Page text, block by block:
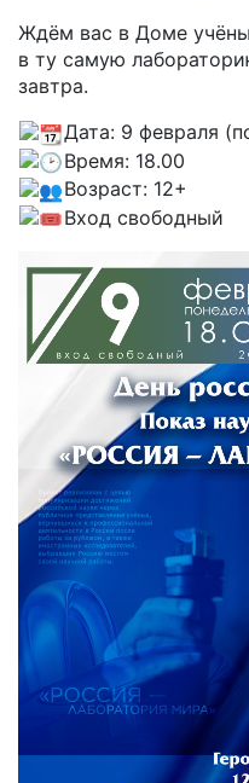
Ждём вас в Доме
в ту самую
завтра.
Дата: 9 февраля
Время: 18.00
Возраст: 12+
Вход свободный